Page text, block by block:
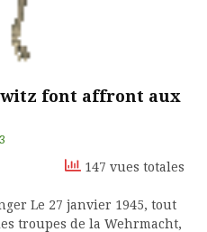
font affront aux
147 vues totales
Le 27 janvier 1945, tout
troupes de la Wehrmacht,